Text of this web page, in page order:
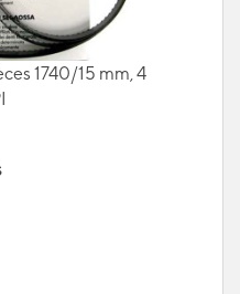
1740/15 mm, 4